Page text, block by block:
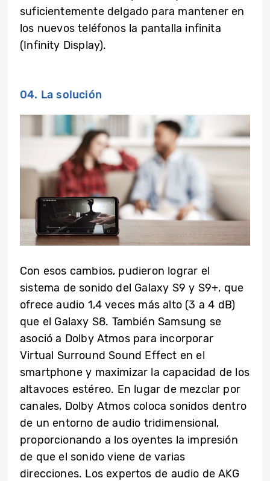
suficientemente delgado para mantener en
los nuevos teléfonos la pantalla infinita
(Infinity Display).
04. La solución
Con esos cambios, pudieron lograr el
sistema de sonido del Galaxy S9 y S9+, que
ofrece audio 1,4 veces más alto (3 a 4 dB)
que el Galaxy S8. También Samsung se
asoció a Dolby Atmos para incorporar
Virtual Surround Sound Effect en el
smartphone y maximizar la capacidad de los
altavoces estéreo. En lugar de mezclar por
canales, Dolby Atmos coloca sonidos dentro
de un entorno de audio tridimensional,
proporcionando a los oyentes la impresión
de que el sonido viene de varias
direcciones. Los expertos de audio de AKG